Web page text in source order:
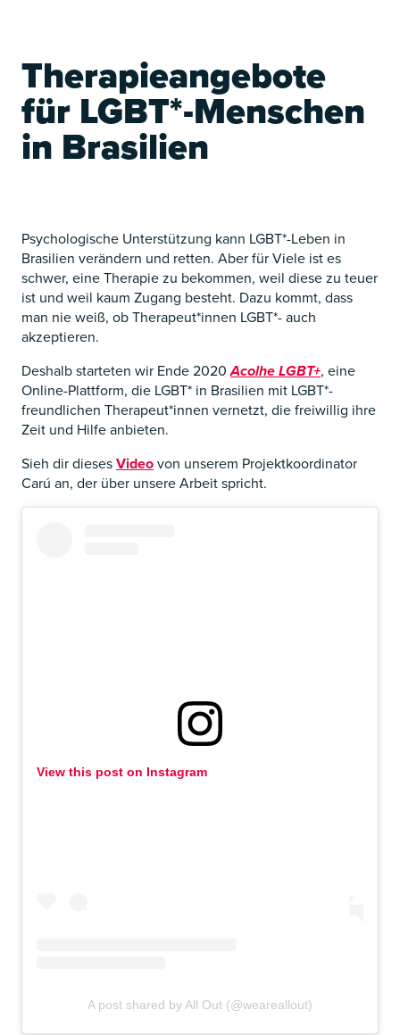
Therapieangebote
für LGBT*-Menschen
in Brasilien
Psychologische Unterstützung kann LGBT*-Leben in
Brasilien verändern und retten. Aber für Viele ist es
schwer, eine Therapie zu bekommen, weil diese zu teuer
ist und weil kaum Zugang besteht. Dazu kommt, dass
man nie weiß, ob Therapeut*innen LGBT*- auch
akzeptieren.
Deshalb starteten wir Ende 2020Acolhe LGBT+, eine
Online-Plattform, die LGBT* in Brasilien mit LGBT*-
freundlichen Therapeut*innen vernetzt, die freiwillig ihre
Zeit und Hilfe anbieten.
Sieh dir diesesVideovon unserem Projektkoordinator
Carú an, der über unsere Arbeit spricht.
View this post on Instagram
A post shared by All Out (@weareallout)